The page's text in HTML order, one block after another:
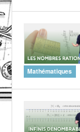
Mathématiques